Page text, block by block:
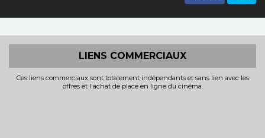
LIENS COMMERCIAUX
Ces liens commerciaux sont totalement indépendants et sans lien avec les
offres et l'achat de place en ligne du cinéma.